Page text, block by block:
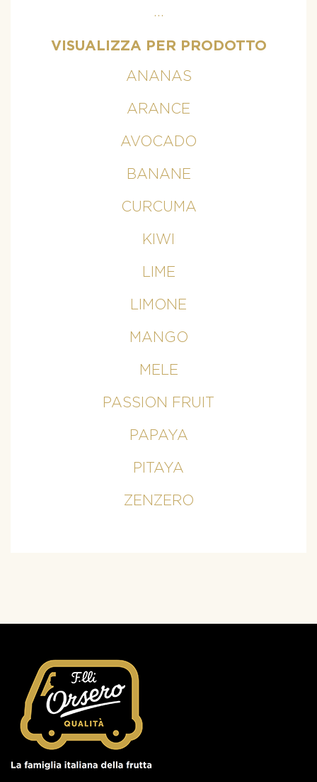
...
VISUALIZZA PER PRODOTTO
ANANAS
ARANCE
AVOCADO
BANANE
CURCUMA
KIWI
LIME
LIMONE
MANGO
MELE
PASSION FRUIT
PAPAYA
PITAYA
ZENZERO